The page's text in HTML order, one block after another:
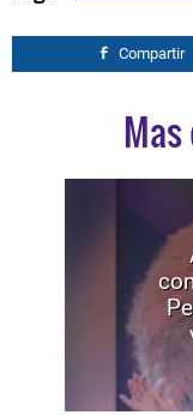
Compartir